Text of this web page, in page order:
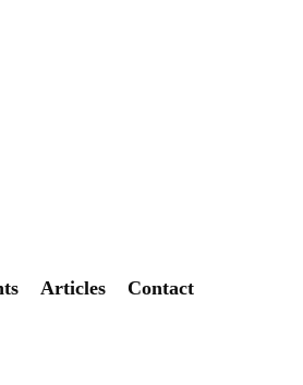
Articles Contact